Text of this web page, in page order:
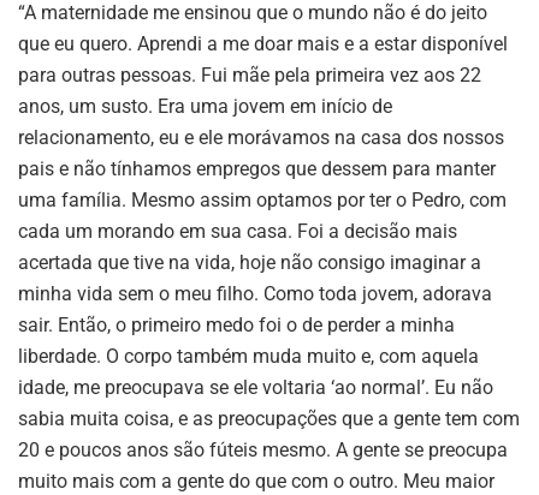
“A maternidade me ensinou que o mundo não é do jeito
que eu quero. Aprendi a me doar mais e a estar disponível
para outras pessoas. Fui mãe pela primeira vez aos 22
anos, um susto. Era uma jovem em início de
relacionamento, eu e ele morávamos na casa dos nossos
pais e não tínhamos empregos que dessem para manter
uma família. Mesmo assim optamos por ter o Pedro, com
cada um morando em sua casa. Foi a decisão mais
acertada que tive na vida, hoje não consigo imaginar a
minha vida sem o meu filho. Como toda jovem, adorava
sair. Então, o primeiro medo foi o de perder a minha
liberdade. O corpo também muda muito e, com aquela
idade, me preocupava se ele voltaria ‘ao normal’. Eu não
sabia muita coisa, e as preocupações que a gente tem com
20 e poucos anos são fúteis mesmo. A gente se preocupa
muito mais com a gente do que com o outro. Meu maior